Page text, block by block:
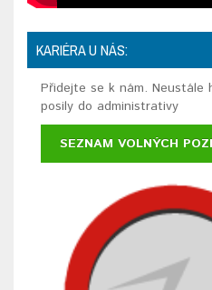
KARIÉRA U NÁS:
Přidejte se k nám. Neustále
posily do administrativy
SEZNAM VOLNÝCH